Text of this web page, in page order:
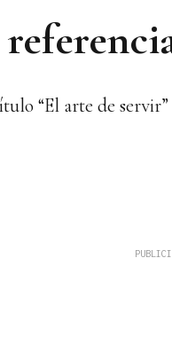
“El arte de servir”